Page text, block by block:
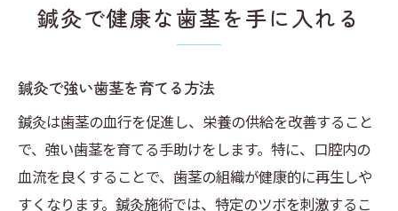
鍼灸で健康な歯茎を手に入れる
鍼灸で強い歯茎を育てる方法
鍼灸は歯茎の血行を促進し、栄養の供給を改善すること
で、強い歯茎を育てる手助けをします。特に、口腔内の
血流を良くすることで、歯茎の組織が健康的に再生しや
すくなります。鍼灸施術では、特定のツボを刺激するこ